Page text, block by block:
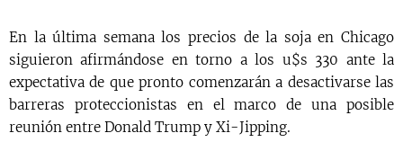
En la última semana los precios de la soja en Chicago
siguieron afirmándose en torno a los u$s 330 ante la
expectativa de que pronto comenzarán a desactivarse las
barreras proteccionistas en el marco de una posible
reunión entre Donald Trump y Xi-Jipping.